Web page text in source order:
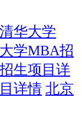
清华大学
学MBA招
生项目详
详情 北京